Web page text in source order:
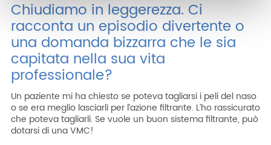
Chiudiamo in leggerezza. Ci
racconta un episodio divertente o
una domanda bizzarra che le sia
capitata nella sua vita
professionale?
Un paziente mi ha chiesto se poteva tagliarsi i peli del naso
o se era meglio lasciarli per l’azione filtrante. L’ho rassicurato
che poteva tagliarli. Se vuole un buon sistema filtrante, può
dotarsi di una VMC!